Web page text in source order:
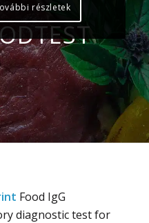
Food IgG
diagnostic test for
részletek